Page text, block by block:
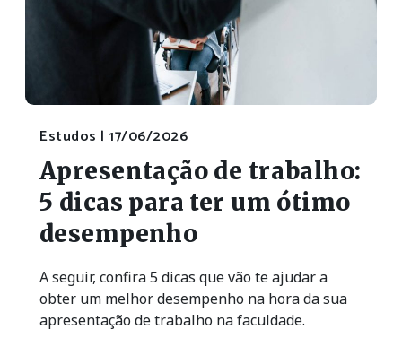
Estudos | 17/06/2026
Apresentação de trabalho:
5 dicas para ter um ótimo
desempenho
A seguir, confira 5 dicas que vão te ajudar a
obter um melhor desempenho na hora da sua
apresentação de trabalho na faculdade.